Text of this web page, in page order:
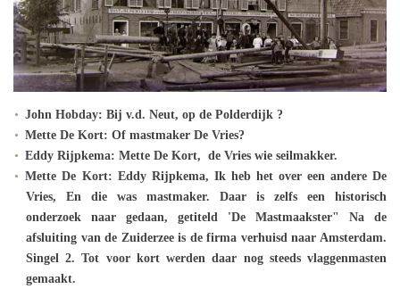
John Hobday: Bij v.d. Neut, op de Polderdijk ?
Mette De Kort: Of mastmaker De Vries?
Eddy Rijpkema: Mette De Kort, de Vries wie seilmakker.
Mette De Kort: Eddy Rijpkema, Ik heb het over een andere De
Vries, En die was mastmaker. Daar is zelfs een historisch
onderzoek naar gedaan, getiteld 'De Mastmaakster" Na de
afsluiting van de Zuiderzee is de firma verhuisd naar Amsterdam.
Singel 2. Tot voor kort werden daar nog steeds vlaggenmasten
gemaakt.